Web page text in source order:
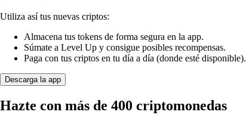
Utiliza así tus nuevas criptos:
Almacena tus tokens de forma segura en la app.
Súmate a Level Up y consigue posibles recompensas.
Paga con tus criptos en tu día a día (donde esté disponible).
Descarga la app
Hazte con más de 400 criptomonedas